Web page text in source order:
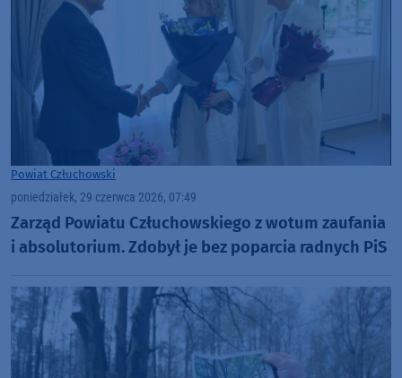
Powiat Człuchowski
poniedziałek, 29 czerwca 2026, 07:49
Zarząd Powiatu Człuchowskiego z wotum zaufania
i absolutorium. Zdobył je bez poparcia radnych PiS